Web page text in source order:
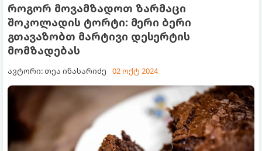
როგორ მოვამზადოთ ზარმაცი
შოკოლადის ტორტი: მერი ბერი
გთავაზობთ მარტივი დესერტის
მომზადებას
ავტორი: თეა ინასარიძე 02 ოქტ 2024